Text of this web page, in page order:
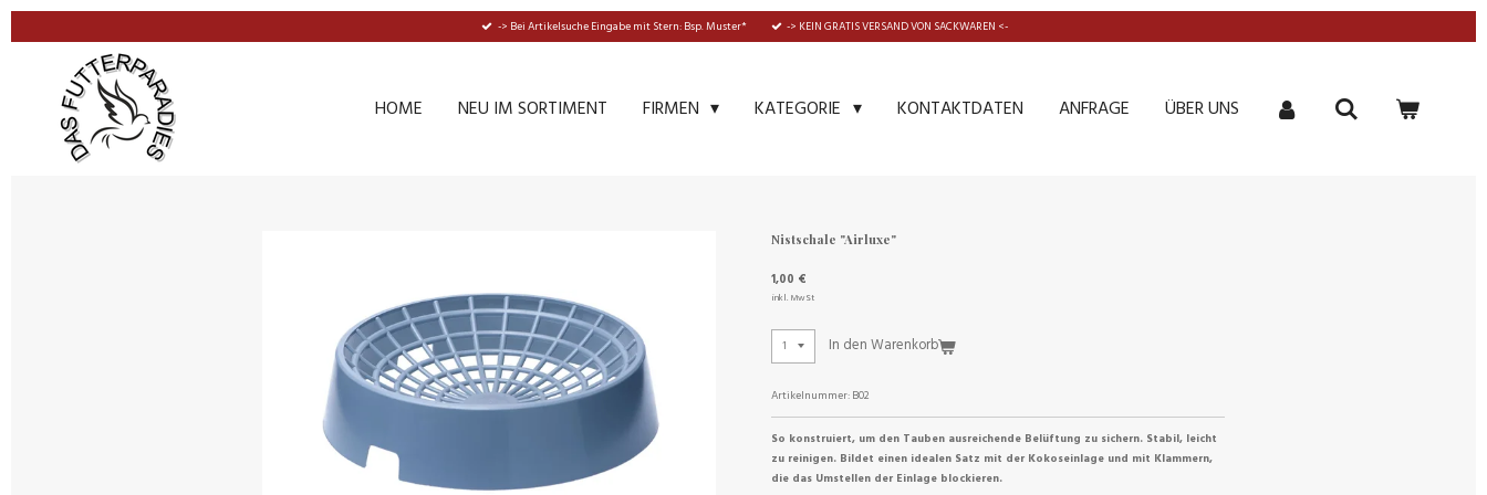
-> Bei Artikelsuche Eingabe mit Stern: Bsp. Muster* -> KEIN GRATIS VERSAND VON SACKWAREN <-
HOME NEU IM SORTIMENT FIRMEN KATEGORIE KONTAKTDATEN ANFRAGE ÜBER UNS
Nistschale "Airluxe"
1,00 €
inkl. MwSt
In den Warenkorb
Artikelnummer:B02
So konstruiert, um den Tauben ausreichende Belüftung zu sichern. Stabil, leicht
zu reinigen. Bildet einen idealen Satz mit der Kokoseinlage und mit Klammern,
die das Umstellen der Einlage blockieren.